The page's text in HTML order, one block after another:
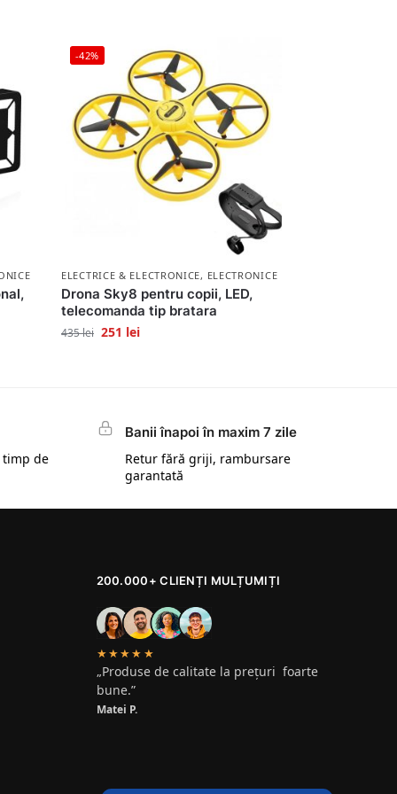
-42%
ELECTRICE & ELECTRONICE, ELECTRONICE
Drona Sky8 pentru copii, LED,
telecomanda tip bratara
435lei 251 lei
timp de
Banii înapoi în maxim 7 zile
Retur fără griji, rambursare
garantată
200.000+ CLIENȚI MULȚUMIȚI
★★★★★
„Produse de calitate la prețuri foarte
bune.”
Matei P.